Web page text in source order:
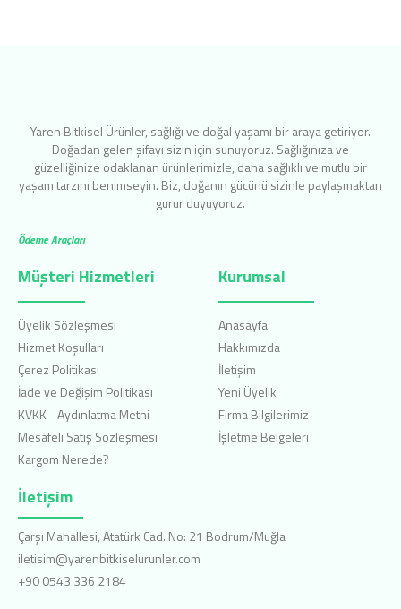
Yaren Bitkisel Ürünler, sağlığı ve doğal yaşamı bir araya getiriyor.
Doğadan gelen şifayı sizin için sunuyoruz. Sağlığınıza ve
güzelliğinize odaklanan ürünlerimizle, daha sağlıklı ve mutlu bir
yaşam tarzını benimseyin. Biz, doğanın gücünü sizinle paylaşmaktan
gurur duyuyoruz.
Ödeme Araçları
Müşteri Hizmetleri
Üyelik Sözleşmesi
Hizmet Koşulları
Çerez Politikası
İade ve Değişim Politikası
KVKK - Aydınlatma Metni
Mesafeli Satış Sözleşmesi
Kargom Nerede?
Kurumsal
Anasayfa
Hakkımızda
İletişim
Yeni Üyelik
Firma Bilgilerimiz
İşletme Belgeleri
İletişim
Çarşı Mahallesi, Atatürk Cad. No: 21 Bodrum/Muğla
iletisim@yarenbitkiselurunler.com
+90 0543 336 2184